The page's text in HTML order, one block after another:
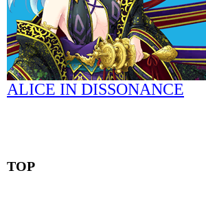
ALICE IN DISSONANCE
TOP